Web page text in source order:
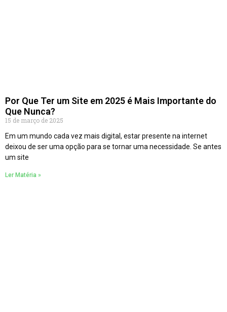
Por Que Ter um Site em 2025 é Mais Importante do
Que Nunca?
15 de março de 2025
Em um mundo cada vez mais digital, estar presente na internet
deixou de ser uma opção para se tornar uma necessidade. Se antes
um site
Ler Matéria »